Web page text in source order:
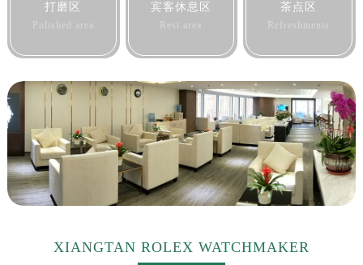
打磨区
Polished area
宾客休息区
Rest area
茶点区
Refreshments
XIANGTAN ROLEX WATCHMAKER